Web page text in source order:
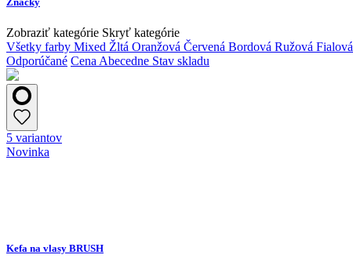
Zobraziť kategórie Skryť kategórie
Všetky farby Mixed Žltá Oranžová Červená Bordová Ružová Fialová
Odporúčané Cena Abecedne Stav skladu
5 variantov
Novinka
Kefa na vlasy BRUSH